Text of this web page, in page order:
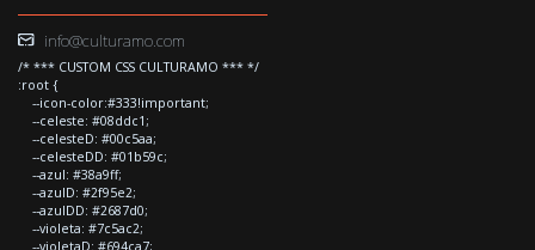
info@culturamo.com
/* *** CUSTOM CSS CULTURAMO *** */
:root {
--icon-color:#333!important;
--celeste: #08ddc1;
--celesteD: #00c5aa;
--celesteDD: #01b59c;
--azul: #38a9ff;
--azulD: #2f95e2;
--azulDD: #2687d0;
--violeta: #7c5ac2;
--violetaD: #694ca7;